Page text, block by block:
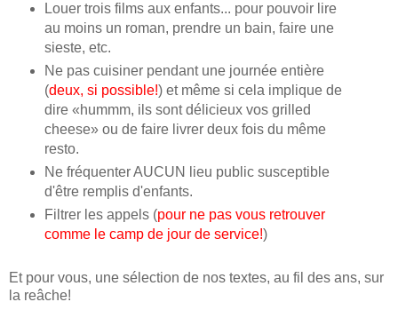
Louer trois films aux enfants... pour pouvoir lire
au moins un roman, prendre un bain, faire une
sieste, etc.
Ne pas cuisiner pendant une journée entière
(deux, si possible!) et même si cela implique de
dire «hummm, ils sont délicieux vos grilled
cheese» ou de faire livrer deux fois du même
resto.
Ne fréquenter AUCUN lieu public susceptible
d'être remplis d'enfants.
Filtrer les appels (pour ne pas vous retrouver
comme le camp de jour de service!)
Et pour vous, une sélection de nos textes, au fil des ans, sur
la reâche!